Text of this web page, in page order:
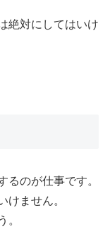
絶対にしてはいけ
るのが仕事です。
けません。
。